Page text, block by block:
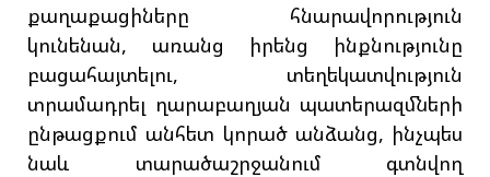
քաղաքացիները հնարավորություն
կունենան, առանց իրենց ինքնությունը
բացահայտելու, տեղեկատվություն
տրամադրել ղարաբաղյան պատերազմների
ընթացքում անհետ կորած անձանց, ինչպես
նաև տարածաշրջանում գտնվող